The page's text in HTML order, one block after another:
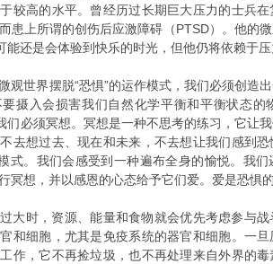
较高的水平。曾经历过长期巨大压力的士兵
患上所谓的创伤后应激障碍（PTSD）。他的
能还是会体验到快乐的时光，但他仍将依赖于
世界摆脱“恐惧”的运作模式，我们必须创造
摄入会损害我们自然化学平衡和平衡状态的
们必须冥想。冥想是一种不思考的练习，它让
去想过去、现在和未来，不去想让我们感到
式。我们会感受到一种遍布全身的愉悦。我
冥想，并以感恩的心态给予它们爱。爱是恐惧
时，资源、能量和食物就会优先考虑参与战
和细胞，尤其是免疫系统的器官和细胞。一
作，它不再捡垃圾，也不再处理来自外界的